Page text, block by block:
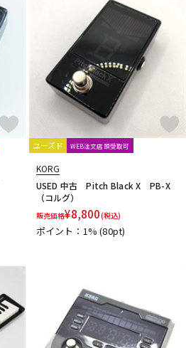
ユーズド WEB注文店頭受取可
KORG
USED 中古 Pitch Black X PB-X
（コルグ）
販売価格¥8,800(税込)
ポイント：1%(80pt)